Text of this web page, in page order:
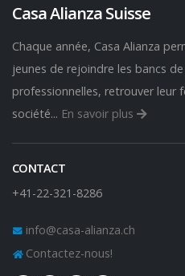
Casa Alianza Suisse
Chaque année, Casa Alianza
jeunes de rejoindre les bancs
professionnelles, retrouver leur
société... En savoir plus
CONTACT
+41-22-321-8286
info@casa-alianza.ch
Contactez-nous!